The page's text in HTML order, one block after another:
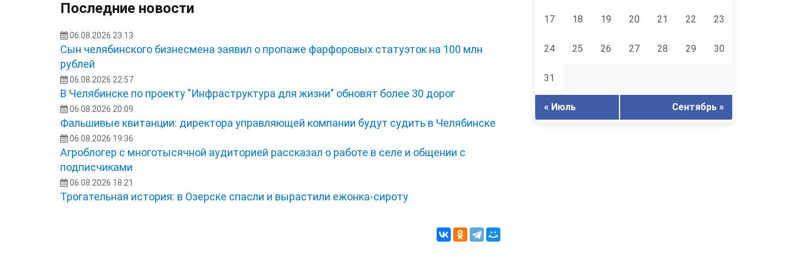
Последние новости
06.08.2026 23:13
Сын челябинского бизнесмена заявил о пропаже фарфоровых статуэток на 100 млн
рублей
06.08.2026 22:57
В Челябинске по проекту "Инфраструктура для жизни" обновят более 30 дорог
06.08.2026 20:09
Фальшивые квитанции: директора управляющей компании будут судить в Челябинске
06.08.2026 19:36
Агроблогер с многотысячной аудиторией рассказал о работе в селе и общении с
подписчиками
06.08.2026 18:21
Трогательная история: в Озерске спасли и вырастили ежонка‑сироту
17 18 19 20 21 22 23
24 25 26 27 28 29 30
31
« Июль Сентябрь »